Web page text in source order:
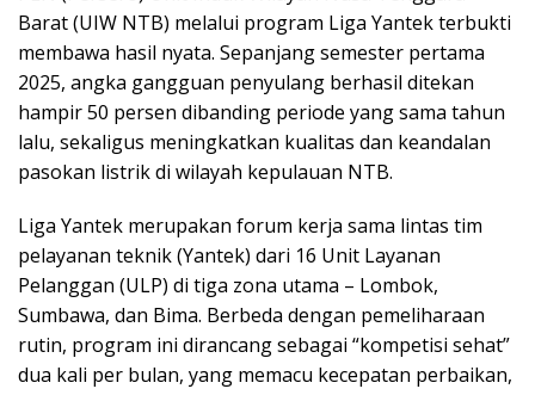
Barat (UIW NTB) melalui program Liga Yantek terbukti
membawa hasil nyata. Sepanjang semester pertama
2025, angka gangguan penyulang berhasil ditekan
hampir 50 persen dibanding periode yang sama tahun
lalu, sekaligus meningkatkan kualitas dan keandalan
pasokan listrik di wilayah kepulauan NTB.
Liga Yantek merupakan forum kerja sama lintas tim
pelayanan teknik (Yantek) dari 16 Unit Layanan
Pelanggan (ULP) di tiga zona utama – Lombok,
Sumbawa, dan Bima. Berbeda dengan pemeliharaan
rutin, program ini dirancang sebagai “kompetisi sehat”
dua kali per bulan, yang memacu kecepatan perbaikan,